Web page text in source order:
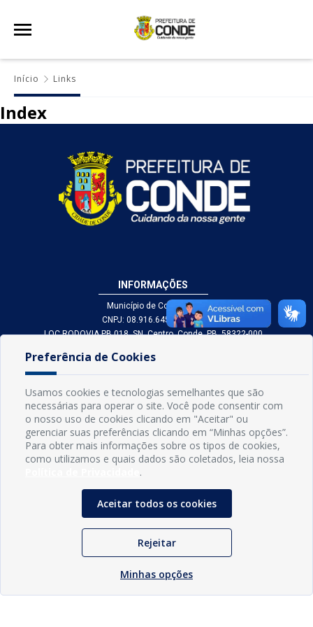
Início Links
Index
INFORMAÇÕES
Município de Conde - PB
CNPJ: 08.916.645/0001-80
LOC RODOVIA PB 018, SN, Centro, Conde, PB, 58322-000
gabinetedaprefeita@conde.pb.gov.br
Exp: Segunda a sexta, das 8h às 14h.
© Prefeitura Municipal do Conde | Desenvolvido porSogo Tecnologia
Preferência de Cookies
Usamos cookies e tecnologias semelhantes que são
necessárias para operar o site. Você pode consentir com
o nosso uso de cookies clicando em "Aceitar" ou
gerenciar suas preferências clicando em “Minhas opções”.
Para obter mais informações sobre os tipos de cookies,
como utilizamos e quais dados são coletados, leia nossa
.
Aceitar todos os cookies
Rejeitar
Minhas opções